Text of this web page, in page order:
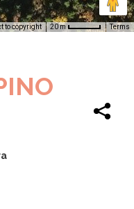
to copyright 20 m Terms